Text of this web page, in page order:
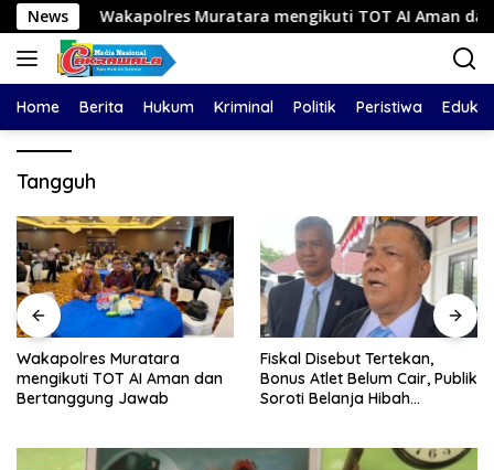
Langsung
ke
konten
News
Wakapolres Muratara mengikuti TOT AI Aman dan
Home Berita Hukum Kriminal Politik Peristiwa
Tangguh
Wakapolres Muratara
mengikuti TOT AI Aman dan
Bertanggung Jawab
Fiskal Disebut Tertekan,
Bonus Atlet Belum Cair, Publik
Soroti Belanja Hibah